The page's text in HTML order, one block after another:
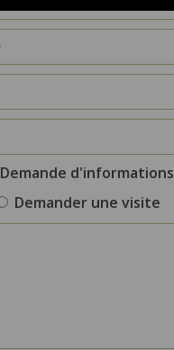
Demande d'informations
Demander une visite